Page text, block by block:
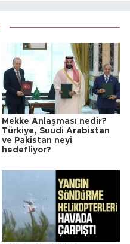
Mekke Anlaşması nedir?
Türkiye, Suudi Arabistan
ve Pakistan neyi
hedefliyor?